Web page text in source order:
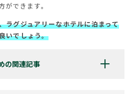
ができます。
ラグジュアリーなホテルに泊まって
いでしょう。
の関連記事